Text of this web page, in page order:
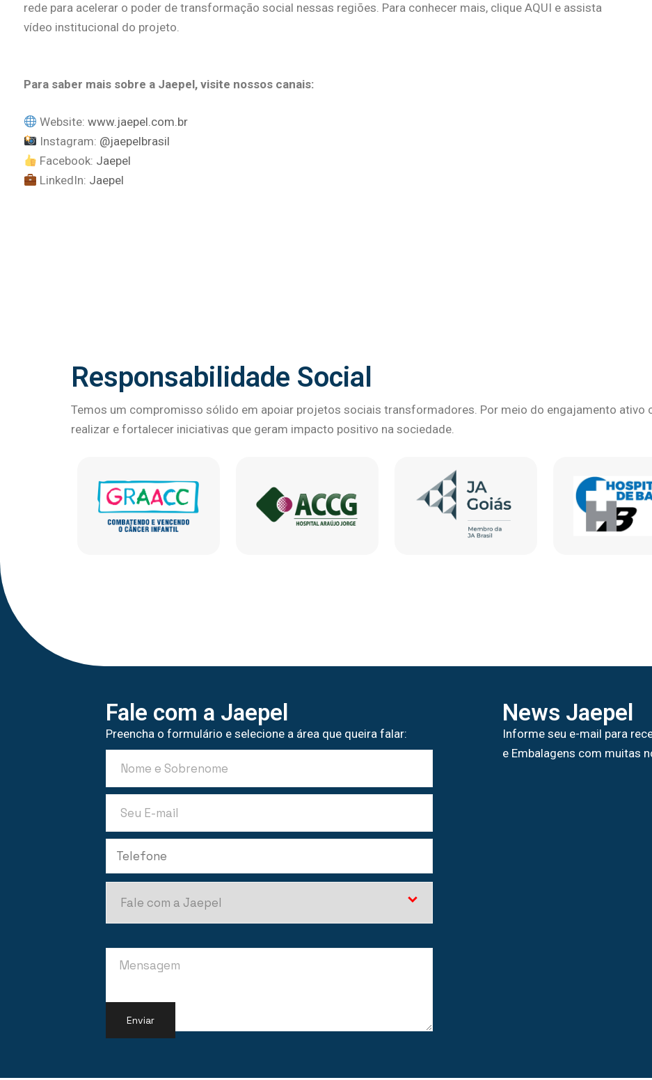
rede para acelerar o poder de transformação social nessas regiões. Para conhecer mais, clique AQUI e assista
vídeo institucional do projeto.
Para saber mais sobre a Jaepel, visite nossos canais:
Website:www.jaepel.com.br
Instagram: @jaepelbrasil
Facebook: Jaepel
LinkedIn: Jaepel
Responsabilidade Social
Temos um compromisso sólido em apoiar projetos sociais transformadores. Por meio do engajamento ativo
realizar e fortalecer iniciativas que geram impacto positivo na sociedade.
Fale com a Jaepel
Preencha o formulário e selecione a área que queira falar:
News Jaepel
Informe seu e-mail para
e Embalagens com muitas